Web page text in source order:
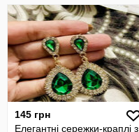
145 грн
Елегантні сережки-краплі з